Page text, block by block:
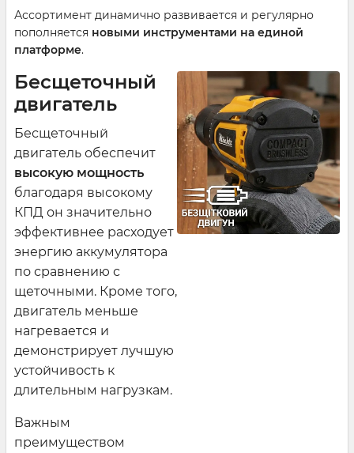
Ассортимент динамично развивается и регулярно
пополняется новыми инструментами на единой
платформе.
Бесщеточный
двигатель
Бесщеточный
двигатель обеспечит
высокую мощность
благодаря высокому
КПД он значительно
эффективнее расходует
энергию аккумулятора
по сравнению с
щеточными. Кроме того,
двигатель меньше
нагревается и
демонстрирует лучшую
устойчивость к
длительным нагрузкам.
Важным
преимуществом